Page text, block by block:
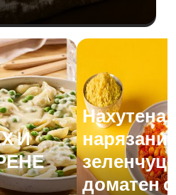
И
Нахутена
нарязани
доматен